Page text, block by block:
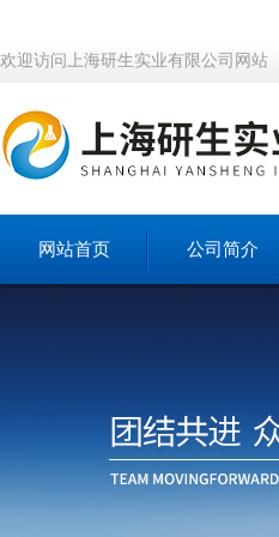
欢迎访问上海研生实业有限公司网站
网站首页 公司简介